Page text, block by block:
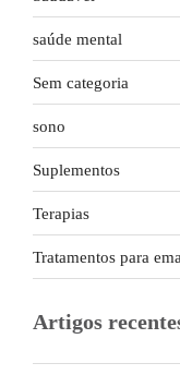
saúde mental
Sem categoria
sono
Suplementos
Terapias
Tratamentos para
Artigos